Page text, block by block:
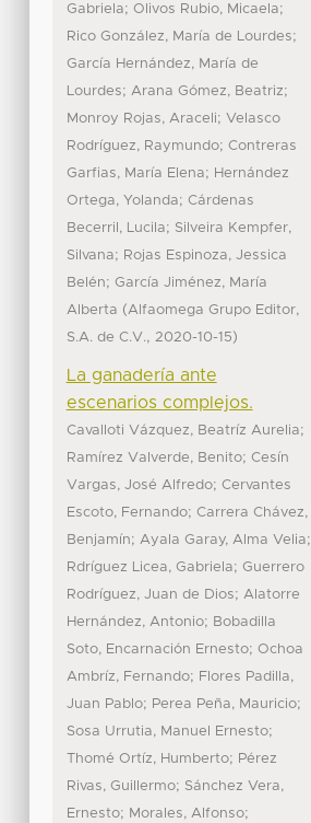
Gabriela; Olivos Rubio, Micaela;
Rico González, María de Lourdes;
García Hernández, María de
Lourdes; Arana Gómez, Beatriz;
Monroy Rojas, Araceli; Velasco
Rodríguez, Raymundo; Contreras
Garfias, María Elena; Hernández
Ortega, Yolanda; Cárdenas
Becerril, Lucila; Silveira Kempfer,
Silvana; Rojas Espinoza, Jessica
Belén; García Jiménez, María
Alberta (Alfaomega Grupo Editor,
S.A. de C.V., 2020-10-15)
La ganadería ante
escenarios complejos.
Cavalloti Vázquez, Beatríz Aurelia;
Ramírez Valverde, Benito; Cesín
Vargas, José Alfredo; Cervantes
Escoto, Fernando; Carrera Chávez,
Benjamín; Ayala Garay, Alma Velia;
Rdríguez Licea, Gabriela; Guerrero
Rodríguez, Juan de Dios; Alatorre
Hernández, Antonio; Bobadilla
Soto, Encarnación Ernesto; Ochoa
Ambríz, Fernando; Flores Padilla,
Juan Pablo; Perea Peña, Mauricio;
Sosa Urrutia, Manuel Ernesto;
Thomé Ortíz, Humberto; Pérez
Rivas, Guillermo; Sánchez Vera,
Ernesto; Morales, Alfonso;